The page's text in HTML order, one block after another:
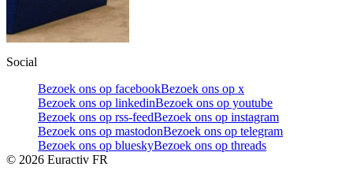
Social
Bezoek ons op facebookBezoek ons op x
Bezoek ons op linkedinBezoek ons op youtube
Bezoek ons op rss-feedBezoek ons op instagram
Bezoek ons op mastodonBezoek ons op telegram
Bezoek ons op blueskyBezoek ons op threads
© 2026 Euractiv FR